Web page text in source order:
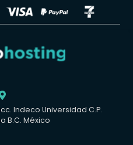
Indeco Universidad C.P.
B.C. México